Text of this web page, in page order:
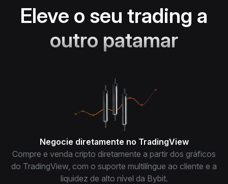
Eleve o seu trading a
outro patamar
Negocie diretamente no TradingView
Compre e venda cripto diretamente a partir dos gráficos
do TradingView, com o suporte multilíngue ao cliente e a
liquidez de alto nível da Bybit.